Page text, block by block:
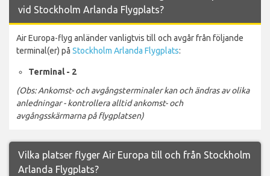
vid Stockholm Arlanda Flygplats?
Air Europa-flyg anländer vanligtvis till och avgår från följande
terminal(er) på Stockholm Arlanda Flygplats:
Terminal - 2
(Obs: Ankomst- och avgångsterminaler kan och ändras av olika
anledningar - kontrollera alltid ankomst- och
avgångsskärmarna på flygplatsen)
Vilka platser flyger Air Europa till och från Stockholm
Arlanda Flygplats?